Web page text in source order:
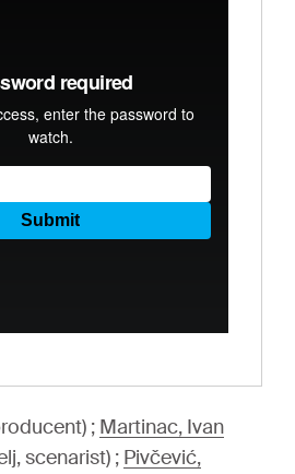
; Martinac, Ivan
scenarist) ; Pivčević,